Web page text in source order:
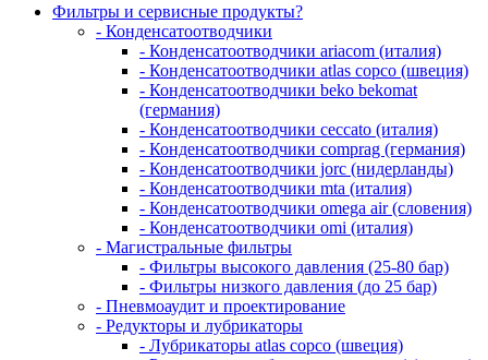
Фильтры и сервисные продукты?
- Конденсатоотводчики
- Конденсатоотводчики ariacom (италия)
- Конденсатоотводчики atlas copco (швеция)
- Конденсатоотводчики beko bekomat
(германия)
- Конденсатоотводчики ceccato (италия)
- Конденсатоотводчики comprag (германия)
- Конденсатоотводчики jorc (нидерланды)
- Конденсатоотводчики mta (италия)
- Конденсатоотводчики omega air (словения)
- Конденсатоотводчики omi (италия)
- Магистральные фильтры
- Фильтры высокого давления (25-80 бар)
- Фильтры низкого давления (до 25 бар)
- Пневмоаудит и проектирование
- Редукторы и лубрикаторы
- Лубрикаторы atlas copco (швеция)